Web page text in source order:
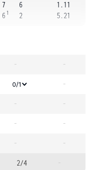
7
6 1
6
2
1.11
5.21
- -
0/1 -
- -
- -
- -
2/4 -